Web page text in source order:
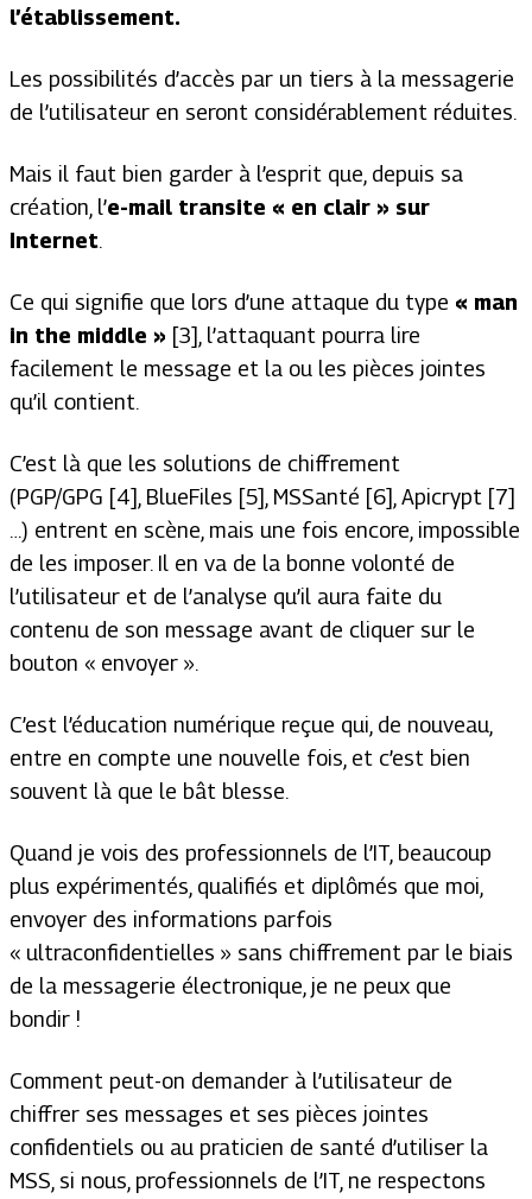
l’établissement.
Les possibilités d’accès par un tiers à la messagerie
de l’utilisateur en seront considérablement réduites.
Mais il faut bien garder à l’esprit que, depuis sa
création, l’e-mail transite « en clair » sur
Internet.
Ce qui signifie que lors d’une attaque du type « man
in the middle » [3], l’attaquant pourra lire
facilement le message et la ou les pièces jointes
qu’il contient.
C’est là que les solutions de chiffrement
(PGP/GPG [4], BlueFiles [5], MSSanté [6], Apicrypt [7]
…) entrent en scène, mais une fois encore, impossible
de les imposer. Il en va de la bonne volonté de
l’utilisateur et de l’analyse qu’il aura faite du
contenu de son message avant de cliquer sur le
bouton « envoyer ».
C’est l’éducation numérique reçue qui, de nouveau,
entre en compte une nouvelle fois, et c’est bien
souvent là que le bât blesse.
Quand je vois des professionnels de l’IT, beaucoup
plus expérimentés, qualifiés et diplômés que moi,
envoyer des informations parfois
« ultraconfidentielles » sans chiffrement par le biais
de la messagerie électronique, je ne peux que
bondir !
Comment peut-on demander à l’utilisateur de
chiffrer ses messages et ses pièces jointes
confidentiels ou au praticien de santé d’utiliser la
MSS, si nous, professionnels de l’IT, ne respectons